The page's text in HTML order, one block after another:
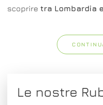
scoprire tra Lombardia
Le nostre